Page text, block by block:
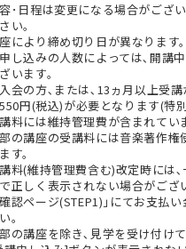
･日程は変更になる場合がござ
い。
により締め切り日が異なります。
し込みの人数によっては､開講
います。
会の方､または､13ヵ月以上受
円(税込)が必要となります(特
料には維持管理費が含まれてい
の講座の受講料には音楽著作権
す。
料(維持管理費含む)改定時には
正しく表示されない場合がござ
認ページ(STEP1)｣にてお支払
。
の講座を除き､見学を受け付けて